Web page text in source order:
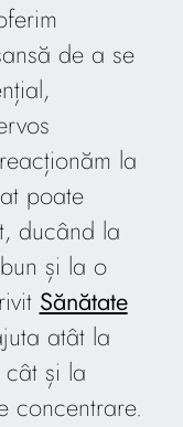
de a se
la
poate
ducând la
și la o
Sănătate
atât la
cât și la
concentrare.